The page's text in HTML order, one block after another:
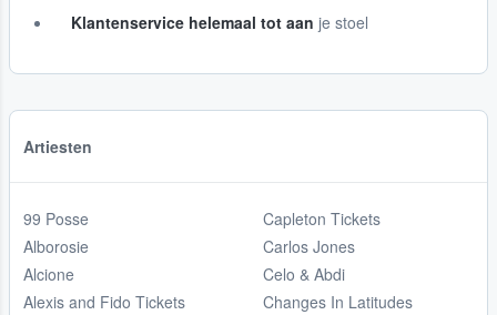
Klantenservice helemaal tot aan je stoel
Artiesten
99 Posse
Alborosie
Alcione
Alexis and Fido Tickets
Capleton Tickets
Carlos Jones
Celo & Abdi
Changes In Latitudes